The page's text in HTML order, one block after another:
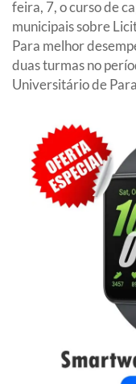
feira, 7, o curso de
municipais sobre
Para melhor
duas turmas no
Universitário de